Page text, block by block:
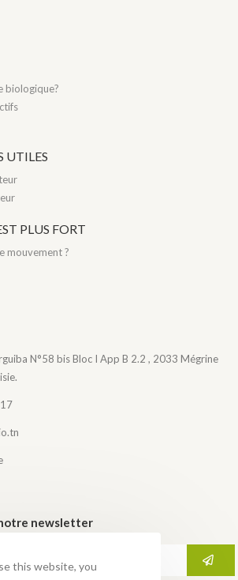
biologique?
UTILES
PLUS FORT
mouvement ?
N°58 bis Bloc I App B 2.2 , 2033 Mégrine
newsletter
this website, you